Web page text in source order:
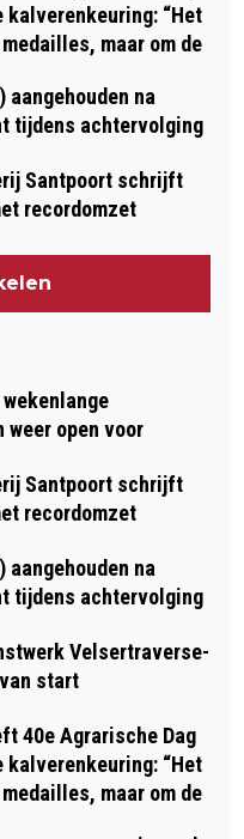
“Het
maar om de
aangehouden na
tijdens achtervolging
Santpoort schrijft
recordomzet
weer open voor
Santpoort schrijft
recordomzet
aangehouden na
tijdens achtervolging
Velsertraverse-
start
40e Agrarische Dag
“Het
maar om de